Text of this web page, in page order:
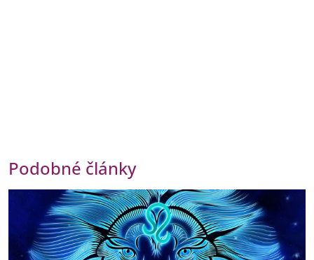
Podobné články